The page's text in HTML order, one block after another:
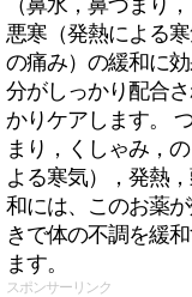
（鼻水，鼻づまり
悪寒（発熱による
の痛み）の緩和に
分がしっかり配合
かりケアします。
まり，くしゃみ，
よる寒気），発熱
和には、このお薬
きで体の不調を緩
ます。
スポンサーリンク